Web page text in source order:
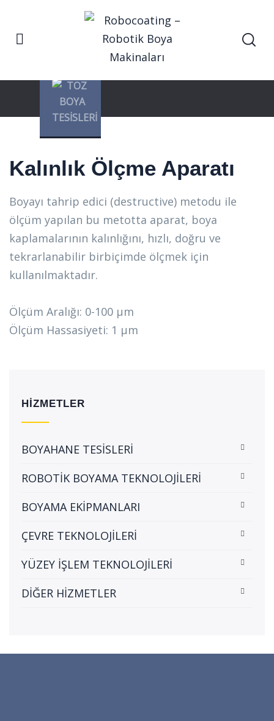
Kalınlık Ölçme Aparatı
Kalınlık Ölçme Aparatı
Boyayı tahrip edici (destructive) metodu ile
ölçüm yapılan bu metotta aparat, boya
kaplamalarının kalınlığını, hızlı, doğru ve
tekrarlanabilir birbiçimde ölçmek için
kullanılmaktadır.
Ölçüm Aralığı: 0-100 µm
Ölçüm Hassasiyeti: 1 µm
HİZMETLER
BOYAHANE TESİSLERİ
ROBOTİK BOYAMA TEKNOLOJİLERİ
BOYAMA EKİPMANLARI
ÇEVRE TEKNOLOJİLERİ
YÜZEY İŞLEM TEKNOLOJİLERİ
DİĞER HİZMETLER